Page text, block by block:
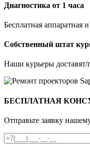
Диагностика от 1 часа
Бесплатная аппаратная
Собственный штат
Наши курьеры
БЕСПЛАТНАЯ
Отправьте заявку